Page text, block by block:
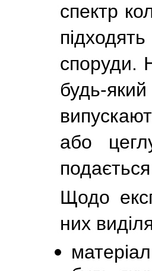
спектр
споруди.
будь-який
або
Щодо
них